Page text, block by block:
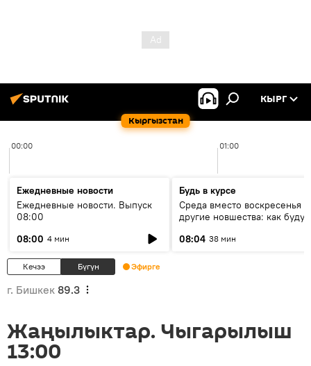
Кыргызстан
КЫРГ
00:00 01:00
Ежедневные новости
Ежедневные новости. Выпуск
08:00
08:00 4 мин
Будь в курсе
Среда вместо воскресенья и
другие новшества: как будут
08:04 38 мин
Кечээ Бүгүн Эфирге
г. Бишкек 89.3
Жаңылыктар. Чыгарылыш
13:00